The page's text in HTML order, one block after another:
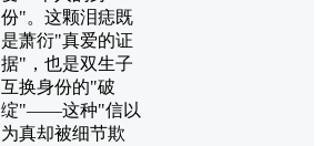
份"。这颗泪痣既
是萧衍"真爱的证
据"，也是双生子
互换身份的"破
绽"——这种"信以
为真却被细节欺